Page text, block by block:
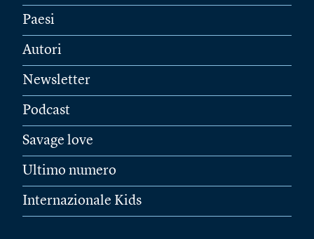
Paesi
Autori
Newsletter
Podcast
Savage love
Ultimo numero
Internazionale Kids